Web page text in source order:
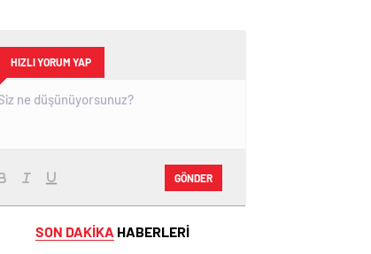
HIZLI YORUM YAP
GÖNDER
SON DAKİKA HABERLERİ